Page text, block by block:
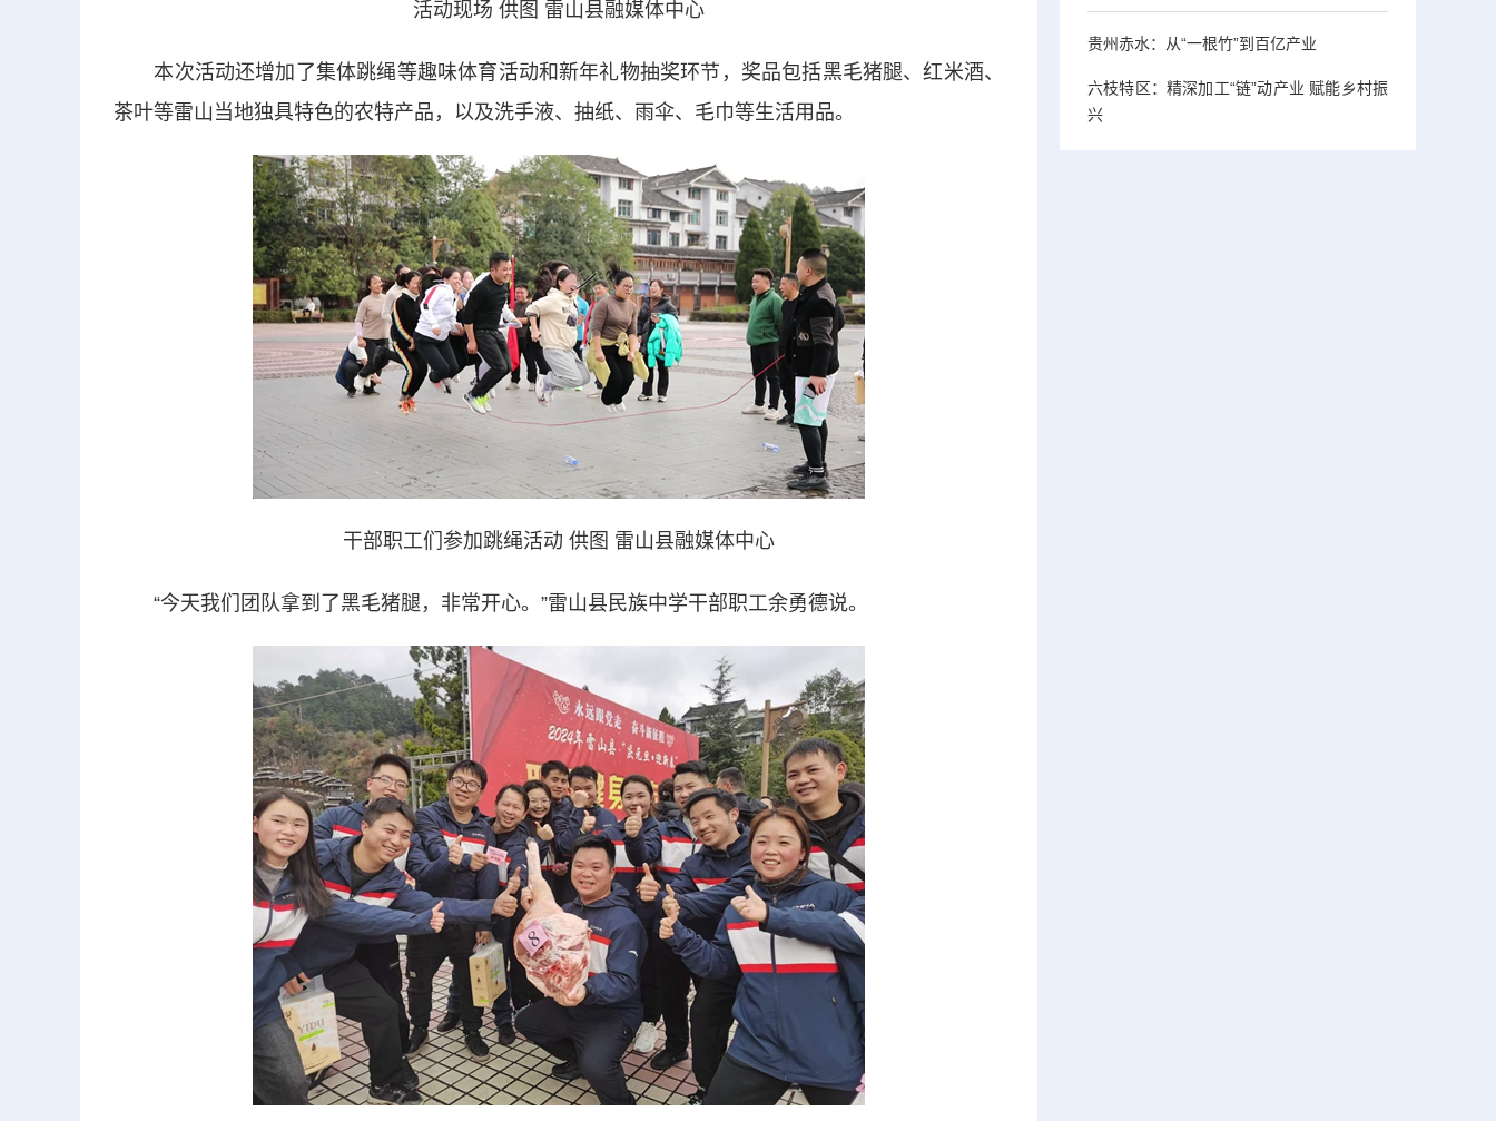
活动现场 供图 雷山县融媒体中心
本次活动还增加了集体跳绳等趣味体育活动和新年礼物抽奖环节，奖品包括黑毛猪腿、红米酒、
茶叶等雷山当地独具特色的农特产品，以及洗手液、抽纸、雨伞、毛巾等生活用品。
干部职工们参加跳绳活动 供图 雷山县融媒体中心
“今天我们团队拿到了黑毛猪腿，非常开心。”雷山县民族中学干部职工余勇德说。
贵州赤水：从“一根竹”到百亿产业
六枝特区：精深加工“链”动产业 赋能乡村振
兴